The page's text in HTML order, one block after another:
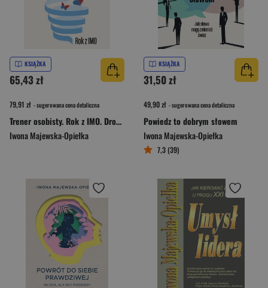
KSIĄŻKA
65,43 zł
79,91 zł - sugerowana cena detaliczna
Trener osobisty. Rok z IMO. Drogowskazy
Iwona Majewska-Opiełka
KSIĄŻKA
31,50 zł
49,90 zł - sugerowana cena detaliczna
Powiedz to dobrym słowem
Iwona Majewska-Opiełka
7,3 (39)